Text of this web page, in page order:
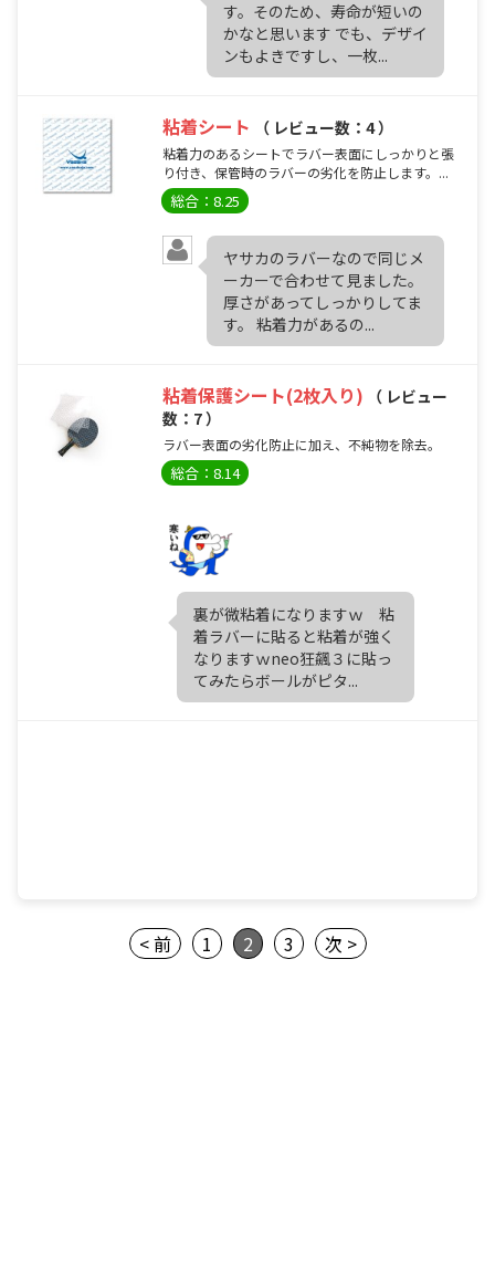
す。そのため、寿命が短いの
かなと思います でも、デザイ
ンもよきですし、一枚...
粘着シート （ レビュー数：4 ）
粘着力のあるシートでラバー表面にしっかりと張
り付き、保管時のラバーの劣化を防止します。...
総合：8.25
ヤサカのラバーなので同じメ
ーカーで合わせて見ました。
厚さがあってしっかりしてま
す。 粘着力があるの...
粘着保護シート(2枚入り) （ レビュー
数：7 ）
ラバー表面の劣化防止に加え、不純物を除去。
総合：8.14
裏が微粘着になりますｗ 粘
着ラバーに貼ると粘着が強く
なりますｗneo狂飆３に貼っ
てみたらボールがピタ...
< 前 1 2 3 次 >